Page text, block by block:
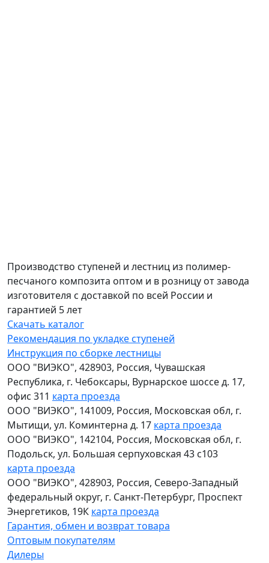
Производство ступеней и лестниц из полимер-
песчаного композита оптом и в розницу от завода
изготовителя с доставкой по всей России и
гарантией 5 лет
Скачать каталог
Рекомендация по укладке ступеней
Инструкция по сборке лестницы
ООО "ВИЭКО", 428903, Россия, Чувашская
Республика, г. Чебоксары, Вурнарское шоссе д. 17,
офис 311 карта проезда
ООО "ВИЭКО", 141009, Россия, Московская обл, г.
Мытищи, ул. Коминтерна д. 17 карта проезда
ООО "ВИЭКО", 142104, Россия, Московская обл, г.
Подольск, ул. Большая серпуховская 43 с103
карта проезда
ООО "ВИЭКО", 428903, Россия, Северо-Западный
федеральный округ, г. Санкт-Петербург, Проспект
Энергетиков, 19К карта проезда
Гарантия, обмен и возврат товара
Оптовым покупателям
Дилеры